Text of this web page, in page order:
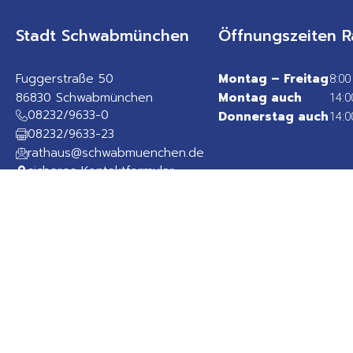
Stadt Schwabmünchen
Fuggerstraße 50
86830 Schwabmünchen
08232/9633-0
08232/9633-23
rathaus@schwabmuenchen.de
sicheres Kontaktformular
Öffnungszeiten
Montag – Freitag
Montag auch
Donnerstag auch